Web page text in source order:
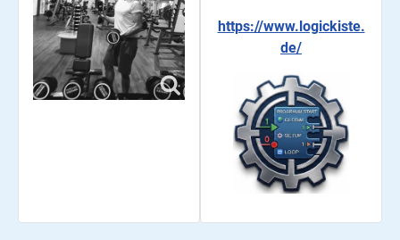
https://www.logickiste.
de/